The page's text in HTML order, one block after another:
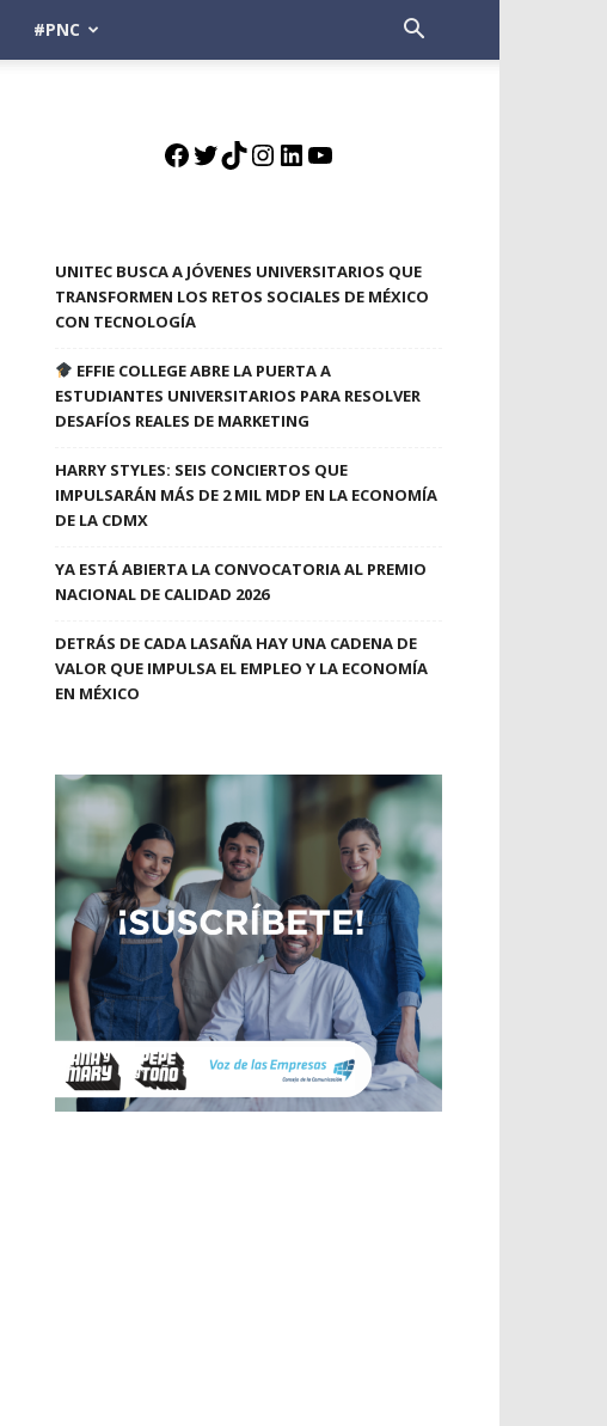
#PNC
Facebook
Twitter
TikTok
Instagram
LinkedIn
YouTube
UNITEC BUSCA A JÓVENES UNIVERSITARIOS QUE
TRANSFORMEN LOS RETOS SOCIALES DE MÉXICO
CON TECNOLOGÍA
EFFIE COLLEGE ABRE LA PUERTA A
ESTUDIANTES UNIVERSITARIOS PARA RESOLVER
DESAFÍOS REALES DE MARKETING
HARRY STYLES: SEIS CONCIERTOS QUE
IMPULSARÁN MÁS DE 2 MIL MDP EN LA ECONOMÍA
DE LA CDMX
YA ESTÁ ABIERTA LA CONVOCATORIA AL PREMIO
NACIONAL DE CALIDAD 2026
DETRÁS DE CADA LASAÑA HAY UNA CADENA DE
VALOR QUE IMPULSA EL EMPLEO Y LA ECONOMÍA
EN MÉXICO